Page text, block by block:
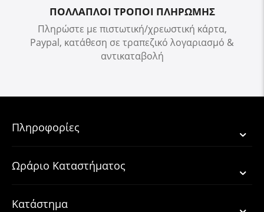
ΠΟΛΛΑΠΛΟΙ ΤΡΟΠΟΙ ΠΛΗΡΩΜΗΣ
Πληρώστε με πιστωτική/χρεωστική κάρτα,
Paypal, κατάθεση σε τραπεζικό λογαριασμό &
αντικαταβολή
Πληροφορίες
Ωράριο Καταστήματος
Κατάστημα